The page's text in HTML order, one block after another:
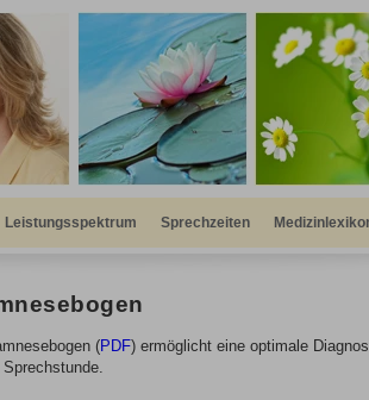
Leistungsspektrum Sprechzeiten
(PDF) ermöglicht eine optimale
Sprechstunde.